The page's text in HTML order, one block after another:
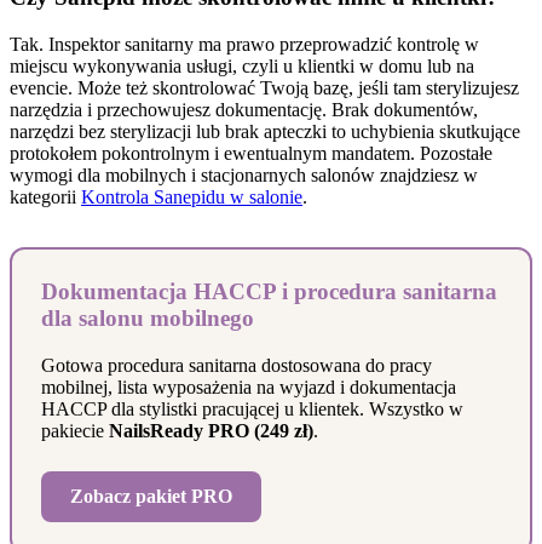
Tak. Inspektor sanitarny ma prawo przeprowadzić kontrolę w
miejscu wykonywania usługi, czyli u klientki w domu lub na
evencie. Może też skontrolować Twoją bazę, jeśli tam sterylizujesz
narzędzia i przechowujesz dokumentację. Brak dokumentów,
narzędzi bez sterylizacji lub brak apteczki to uchybienia skutkujące
protokołem pokontrolnym i ewentualnym mandatem. Pozostałe
wymogi dla mobilnych i stacjonarnych salonów znajdziesz w
kategorii Kontrola Sanepidu w salonie.
Dokumentacja HACCP i procedura sanitarna
dla salonu mobilnego
Gotowa procedura sanitarna dostosowana do pracy
mobilnej, lista wyposażenia na wyjazd i dokumentacja
HACCP dla stylistki pracującej u klientek. Wszystko w
pakiecie NailsReady PRO (249 zł).
Zobacz pakiet PRO